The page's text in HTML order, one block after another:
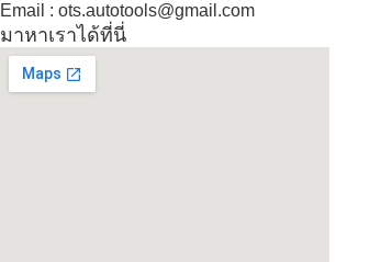
Email : ots.autotools@gmail.com
มาหาเราได้ที่นี่